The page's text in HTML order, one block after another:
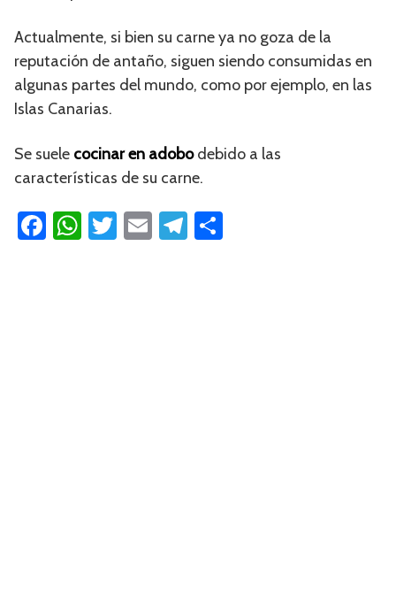
Actualmente, si bien su carne ya no goza de la
reputación de antaño, siguen siendo consumidas en
algunas partes del mundo, como por ejemplo, en las
Islas Canarias.
Se suele cocinar en adobodebido a las
características de su carne.
Fa W T
E
Te